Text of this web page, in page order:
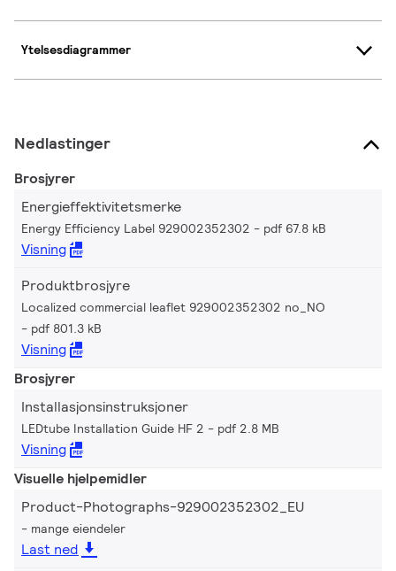
Ytelsesdiagrammer
Nedlastinger
Brosjyrer
Energieffektivitetsmerke
Energy Efficiency Label 929002352302 pdf 67.8 kB
Visning
Produktbrosjyre
Localized commercial leaflet 929002352302 no_NO
pdf 801.3 kB
Visning
Brosjyrer
Installasjonsinstruksjoner
LEDtube Installation Guide HF 2 pdf 2.8 MB
Visning
Visuelle hjelpemidler
Product-Photographs-929002352302_EU
mange eiendeler
Last ned